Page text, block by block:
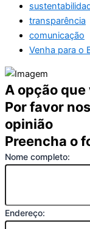
transparência
comunicação
Venha para o
A opção
Por favor
opinião
Preencha o
Nome completo:
Endereço: